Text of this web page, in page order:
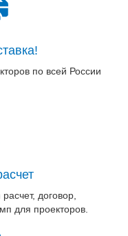
по всей России
договор,
для проекторов.